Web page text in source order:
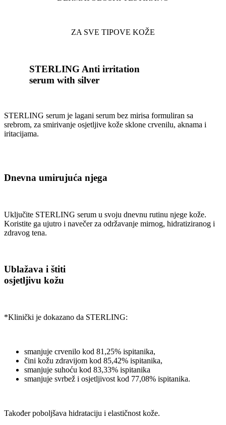
ZA SVE TIPOVE KOŽE
STERLING Anti irritation
serum with silver​
STERLING serum je lagani serum bez mirisa formuliran sa
srebrom, za smirivanje osjetljive kože sklone crvenilu, aknama i
iritacijama.
Dnevna umirujuća njega​
Uključite STERLING serum u svoju dnevnu rutinu njege kože.
Koristite ga ujutro i navečer za održavanje mirnog, hidratiziranog i
zdravog tena.
Ublažava i štiti
osjetljivu kožu​
*Klinički je dokazano da STERLING:
smanjuje crvenilo kod 81,25% ispitanika,
čini kožu zdravijom kod 85,42% ispitanika,
smanjuje suhoću kod 83,33% ispitanika
smanjuje svrbež i osjetljivost kod 77,08% ispitanika.
Također poboljšava hidrataciju i elastičnost kože.